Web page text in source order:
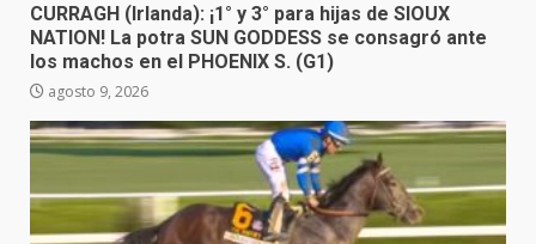
CURRAGH (Irlanda): ¡1° y 3° para hijas de SIOUX
NATION! La potra SUN GODDESS se consagró ante
los machos en el PHOENIX S. (G1)
agosto 9, 2026